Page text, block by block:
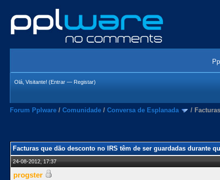
Olá, Visitante! (Entrar — Registar)
Forum Pplware / Comunidade / Conversa de Esplanada /
Facturas que dão desconto no IRS têm de ser guardadas durante
24-08-2012, 17:37
progster